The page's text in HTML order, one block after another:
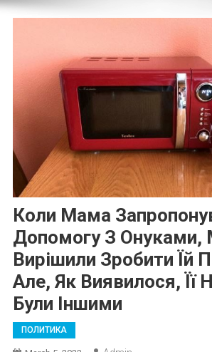
Коли Мама
Допомогу З Онуками,
Вирішили Зробити Їй
Але, Як Виявилося, Її
Були Іншими
ПОЛИТИКА